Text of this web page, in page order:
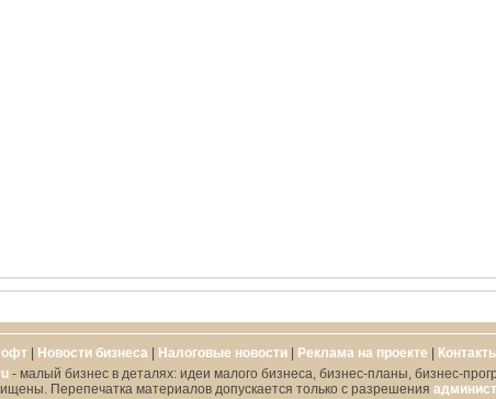
| Новости бизнеса | Налоговые новости| Реклама на проекте |
- малый бизнес в деталях: идеи малого бизнеса, бизнес-планы, бизнес-
Перепечатка материалов допускается только с разрешения